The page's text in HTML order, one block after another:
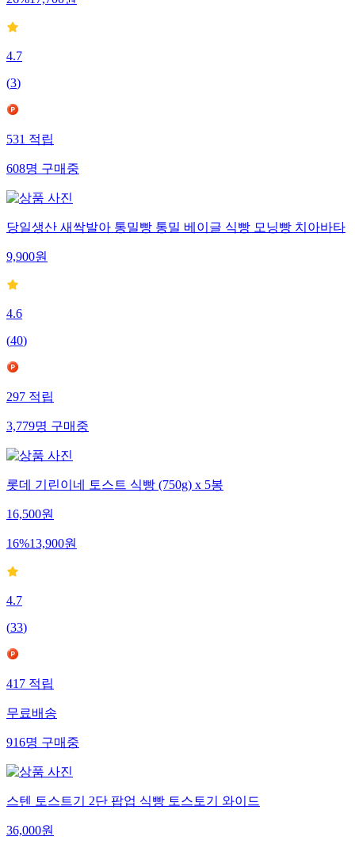
26%17,700원
4.7
(3)
531적립
608명구매중
당일생산 새싹발아 통밀빵 통밀 베이글 식빵 모닝빵 치아바타
9,900원
4.6
(40)
297적립
3,779명구매중
롯데 기린이네 토스트 식빵 (750g) x 5봉
16,500원
16%13,900원
4.7
(33)
417적립
무료배송
916명구매중
스텐 토스트기 2단 팝업 식빵 토스토기 와이드
36,000원